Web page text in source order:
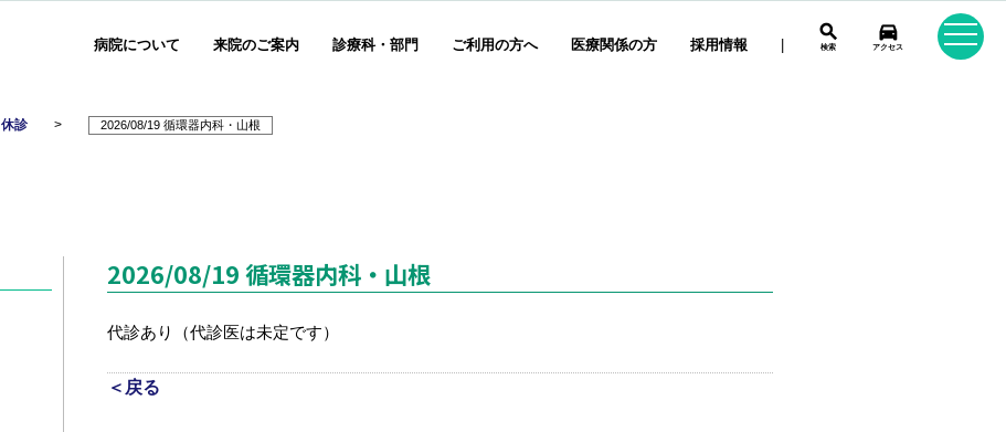
病院について 来院のご案内 診療科・部門 ご利用の方へ 医療関係の方 採用情報
search
検索
directions_car
アクセス
休診> 2026/08/19 循環器内科・山根
2026/08/19 循環器内科・山根
代診あり（代診医は未定です）
＜戻る